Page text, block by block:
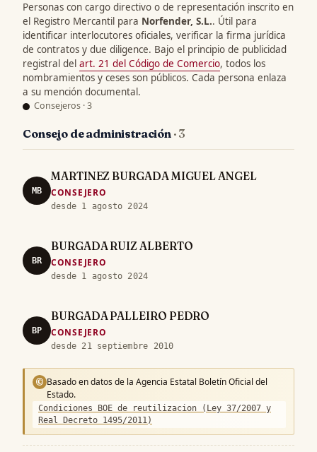
Personas con cargo directivo o de representación inscrito en
el Registro Mercantil para Norfender, S.L.. Útil para
identificar interlocutores oficiales, verificar la firma jurídica
de contratos y due diligence. Bajo el principio de publicidad
registral del art. 21 del Código de Comercio, todos los
nombramientos y ceses son públicos. Cada persona enlaza
a su mención documental.
Consejeros · 3
Consejo de administración · 3
MB
MARTINEZ BURGADA MIGUEL ANGEL
CONSEJERO
desde 1 agosto 2024
BR
BURGADA RUIZ ALBERTO
CONSEJERO
desde 1 agosto 2024
BP
BURGADA PALLEIRO PEDRO
CONSEJERO
desde 21 septiembre 2010
© Basado en datos de la Agencia Estatal Boletín Oficial del
Estado.
Condiciones BOE de reutilizacion (Ley 37/2007 y
Real Decreto 1495/2011)